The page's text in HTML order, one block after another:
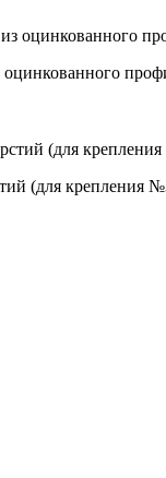
оцинкованного
(для крепления